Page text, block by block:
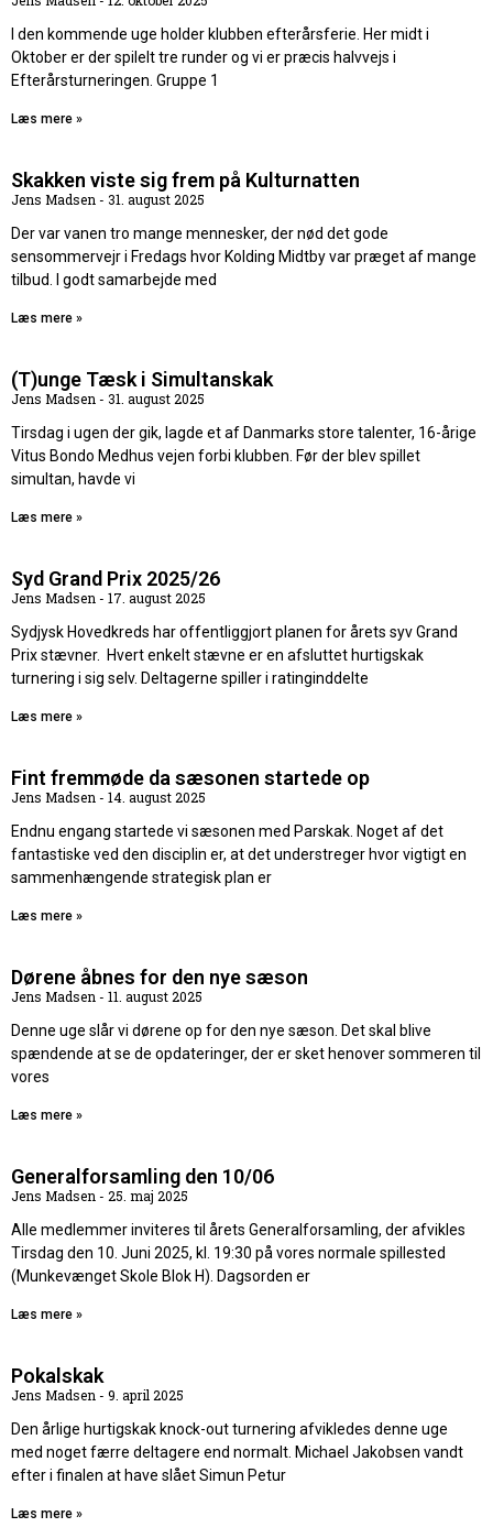
I den kommende uge holder klubben efterårsferie. Her midt i
Oktober er der spilelt tre runder og vi er præcis halvvejs i
Efterårsturneringen. Gruppe 1
Læs mere »
Skakken viste sig frem på Kulturnatten
Jens Madsen
31. august 2025
Der var vanen tro mange mennesker, der nød det gode
sensommervejr i Fredags hvor Kolding Midtby var præget af mange
tilbud. I godt samarbejde med
Læs mere »
(T)unge Tæsk i Simultanskak
Jens Madsen
31. august 2025
Tirsdag i ugen der gik, lagde et af Danmarks store talenter, 16-årige
Vitus Bondo Medhus vejen forbi klubben. Før der blev spillet
simultan, havde vi
Læs mere »
Syd Grand Prix 2025/26
Jens Madsen
17. august 2025
Sydjysk Hovedkreds har offentliggjort planen for årets syv Grand
Prix stævner. Hvert enkelt stævne er en afsluttet hurtigskak
turnering i sig selv. Deltagerne spiller i ratinginddelte
Læs mere »
Fint fremmøde da sæsonen startede op
Jens Madsen
14. august 2025
Endnu engang startede vi sæsonen med Parskak. Noget af det
fantastiske ved den disciplin er, at det understreger hvor vigtigt en
sammenhængende strategisk plan er
Læs mere »
Dørene åbnes for den nye sæson
Jens Madsen
11. august 2025
Denne uge slår vi dørene op for den nye sæson. Det skal blive
spændende at se de opdateringer, der er sket henover sommeren til
vores
Læs mere »
Generalforsamling den 10/06
Jens Madsen
25. maj 2025
Alle medlemmer inviteres til årets Generalforsamling, der afvikles
Tirsdag den 10. Juni 2025, kl. 19:30 på vores normale spillested
(Munkevænget Skole Blok H). Dagsorden er
Læs mere »
Pokalskak
Jens Madsen
9. april 2025
Den årlige hurtigskak knock-out turnering afvikledes denne uge
med noget færre deltagere end normalt. Michael Jakobsen vandt
efter i finalen at have slået Simun Petur
Læs mere »